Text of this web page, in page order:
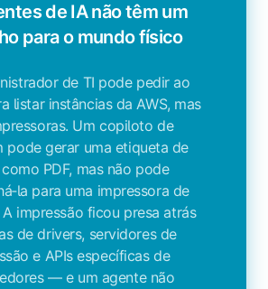
de IA não têm um
para o mundo físico
de TI pode pedir ao
listar instâncias da AWS, mas
Um copiloto de
pode gerar uma etiqueta de
PDF, mas não pode
para uma impressora de
impressão ficou presa atrás
de drivers, servidores de
e APIs específicas de
— e um agente não